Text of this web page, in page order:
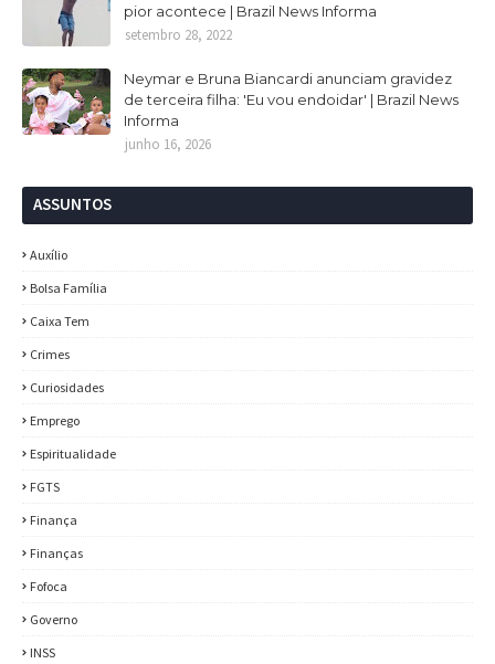
pior acontece | Brazil News Informa
setembro 28, 2022
Neymar e Bruna Biancardi anunciam gravidez
de terceira filha: 'Eu vou endoidar' | Brazil News
Informa
junho 16, 2026
ASSUNTOS
Auxílio
Bolsa Família
Caixa Tem
Crimes
Curiosidades
Emprego
Espiritualidade
FGTS
Finança
Finanças
Fofoca
Governo
INSS